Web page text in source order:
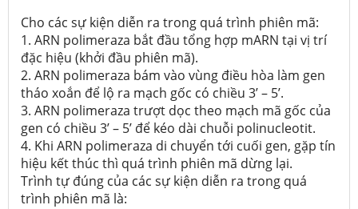
Cho các sự kiện diễn ra trong quá trình phiên mã:
1. ARN polimeraza bắt đầu tổng hợp mARN tại vị trí
đặc hiệu (khởi đầu phiên mã).
2. ARN polimeraza bám vào vùng điều hòa làm gen
tháo xoắn để lộ ra mạch gốc có chiều 3’ – 5’.
3. ARN polimeraza trượt dọc theo mạch mã gốc của
gen có chiều 3’ – 5’ để kéo dài chuỗi polinucleotit.
4. Khi ARN polimeraza di chuyển tới cuối gen, gặp tín
hiệu kết thúc thì quá trình phiên mã dừng lại.
Trình tự đúng của các sự kiện diễn ra trong quá
trình phiên mã là: